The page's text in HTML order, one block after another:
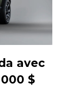
avec
$